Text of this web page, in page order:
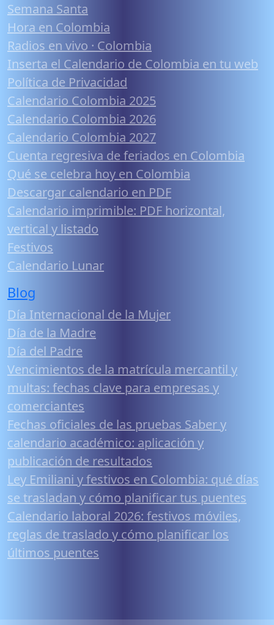
Semana Santa
Hora en Colombia
Radios en vivo · Colombia
Inserta el Calendario de Colombia en tu web
Política de Privacidad
Calendario Colombia 2025
Calendario Colombia 2026
Calendario Colombia 2027
Cuenta regresiva de feriados en Colombia
Qué se celebra hoy en Colombia
Descargar calendario en PDF
Calendario imprimible: PDF horizontal,
vertical y listado
Festivos
Calendario Lunar
Blog
Día Internacional de la Mujer
Día de la Madre
Día del Padre
Vencimientos de la matrícula mercantil y
multas: fechas clave para empresas y
comerciantes
Fechas oficiales de las pruebas Saber y
calendario académico: aplicación y
publicación de resultados
Ley Emiliani y festivos en Colombia: qué días
se trasladan y cómo planificar tus puentes
Calendario laboral 2026: festivos móviles,
reglas de traslado y cómo planificar los
últimos puentes